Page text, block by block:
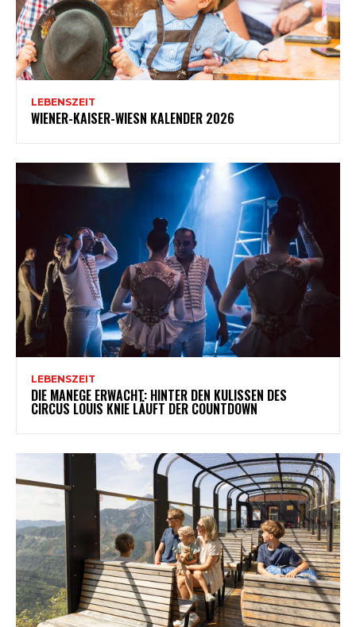
LEBENSZEIT
WIENER-KAISER-WIESN KALENDER 2026
LEBENSZEIT
DIE MANEGE ERWACHT: HINTER DEN KULISSEN DES
CIRCUS LOUIS KNIE LÄUFT DER COUNTDOWN